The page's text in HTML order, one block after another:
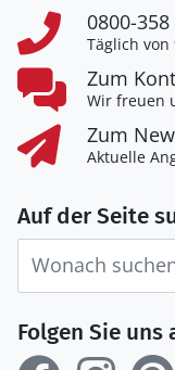
0800-
Täglich von
Zum
Wir freuen
Zum
Aktuelle
Auf der Seite
Folgen Sie uns